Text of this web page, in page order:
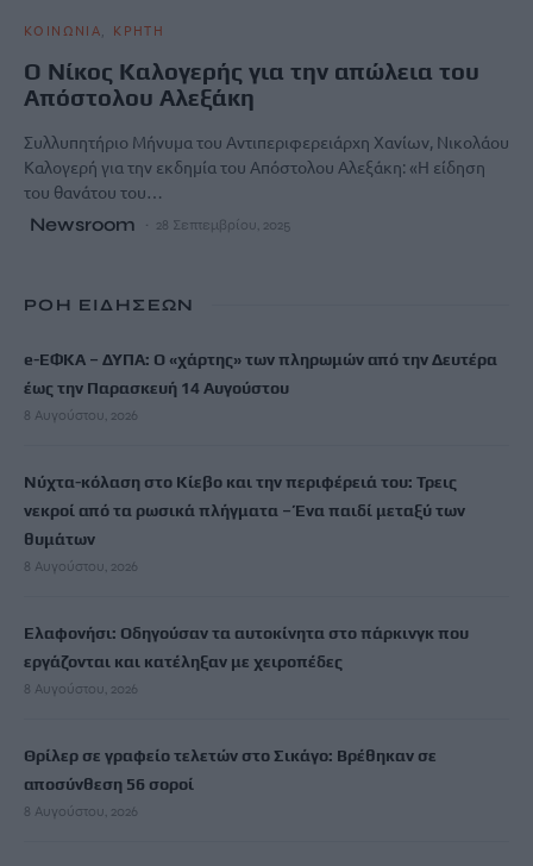
ΚΟΙΝΩΝΙΑ ΚΡΗΤΗ
Ο Νίκος Καλογερής για την απώλεια του
Απόστολου Αλεξάκη
Συλλυπητήριο Μήνυμα του Αντιπεριφερειάρχη Χανίων, Νικολάου
Καλογερή για την εκδημία του Απόστολου Αλεξάκη: «Η είδηση
του θανάτου του…
Newsroom 28 Σεπτεμβρίου, 2025
ΡΟΗ ΕΙΔΗΣΕΩΝ
e-ΕΦΚΑ – ΔΥΠΑ: Ο «χάρτης» των πληρωμών από την Δευτέρα
έως την Παρασκευή 14 Αυγούστου
8 Αυγούστου, 2026
Νύχτα-κόλαση στο Κίεβο και την περιφέρειά του: Τρεις
νεκροί από τα ρωσικά πλήγματα – Ένα παιδί μεταξύ των
θυμάτων
8 Αυγούστου, 2026
Ελαφονήσι: Οδηγούσαν τα αυτοκίνητα στο πάρκινγκ που
εργάζονται και κατέληξαν με χειροπέδες
8 Αυγούστου, 2026
Θρίλερ σε γραφείο τελετών στο Σικάγο: Βρέθηκαν σε
αποσύνθεση 56 σοροί
8 Αυγούστου, 2026